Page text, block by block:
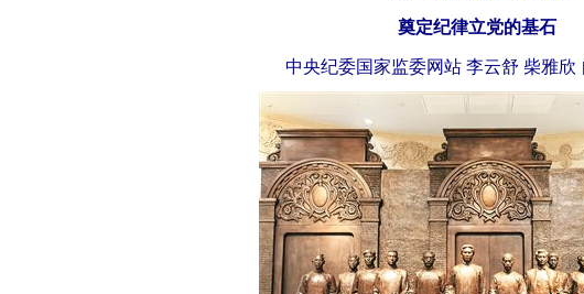
奠定纪律立党的基石
中央纪委国家监委网站 李云舒 柴雅欣